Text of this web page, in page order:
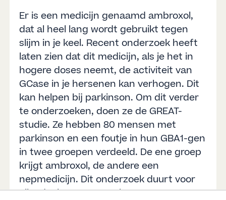
Er is een medicijn genaamd ambroxol,
dat al heel lang wordt gebruikt tegen
slijm in je keel. Recent onderzoek heeft
laten zien dat dit medicijn, als je het in
hogere doses neemt, de activiteit van
GCase in je hersenen kan verhogen. Dit
kan helpen bij parkinson. Om dit verder
te onderzoeken, doen ze de GREAT-
studie. Ze hebben 80 mensen met
parkinson en een foutje in hun GBA1-gen
in twee groepen verdeeld. De ene groep
krijgt ambroxol, de andere een
nepmedicijn. Dit onderzoek duurt voor
elke deelnemer 60 weken.